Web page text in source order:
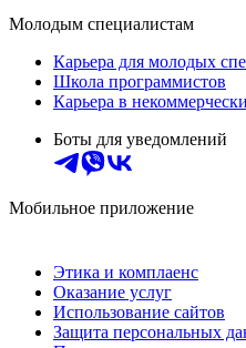
Молодым специалистам
Карьера для молодых
Школа программистов
Карьера в
Боты для уведомлений
Мобильное приложение
Этика и комплаенс
Оказание услуг
Использование сайтов
Защита персональных